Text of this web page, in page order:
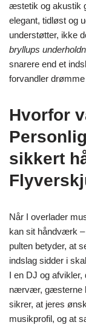
æstetik og akustik
elegant, tidløst og
understøtter, ikke
bryllups
snarere end et
forvandler drømme
Hvorfor
sikkert
Når I overlader
kan sit håndværk
pulten betyder, at
indslag sidder i
I en DJ og
nærvær, gæsterne
sikrer, at jeres
musikprofil, og at